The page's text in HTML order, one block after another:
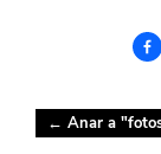
← Anar a "